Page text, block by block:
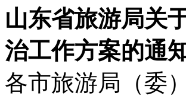
山东省旅游局关
治工作方案的通
各市旅游局（委